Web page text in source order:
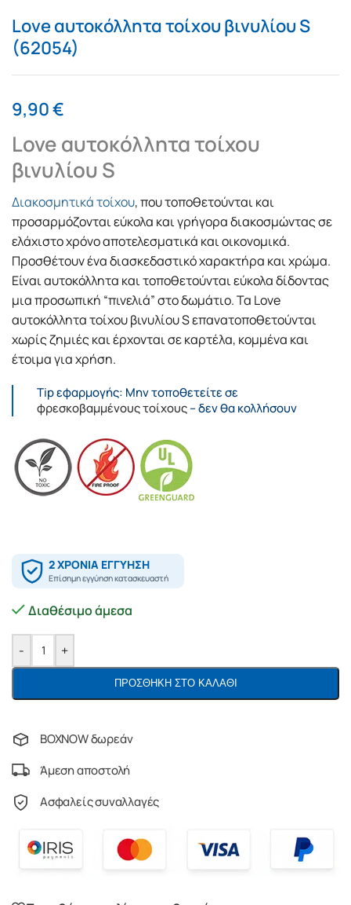
Love αυτοκόλλητα τοίχου βινυλίου S
(62054)
9,90€
Love αυτοκόλλητα τοίχου
βινυλίου S
Διακοσμητικά τοίχου, που τοποθετούνται και
προσαρμόζονται εύκολα και γρήγορα διακοσμώντας σε
ελάχιστο χρόνο αποτελεσματικά και οικονομικά.
Προσθέτουν ένα διασκεδαστικό χαρακτήρα και χρώμα.
Είναι αυτοκόλλητα και τοποθετούνται εύκολα δίδοντας
μια προσωπική “πινελιά” στο δωμάτιο. Τα Love
αυτοκόλλητα τοίχου βινυλίου S επανατοποθετούνται
χωρίς ζημιές και έρχονται σε καρτέλα, κομμένα και
έτοιμα για χρήση.
Tip εφαρμογής: Μην τοποθετείτε σε
φρεσκοβαμμένους τοίχους– δεν θα κολλήσουν
Διαθέσιμο άμεσα
- +
ΠΡΟΣΘΉΚΗ ΣΤΟ ΚΑΛΆΘΙ
BOXNOW δωρεάν
Άμεση αποστολή
Ασφαλείς συναλλαγές